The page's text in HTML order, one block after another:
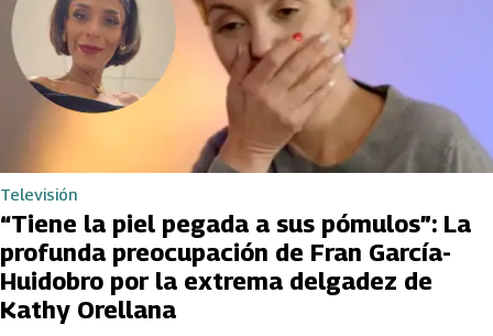
Televisión
“Tiene la piel pegada a sus pómulos”: La
profunda preocupación de Fran García-
Huidobro por la extrema delgadez de
Kathy Orellana